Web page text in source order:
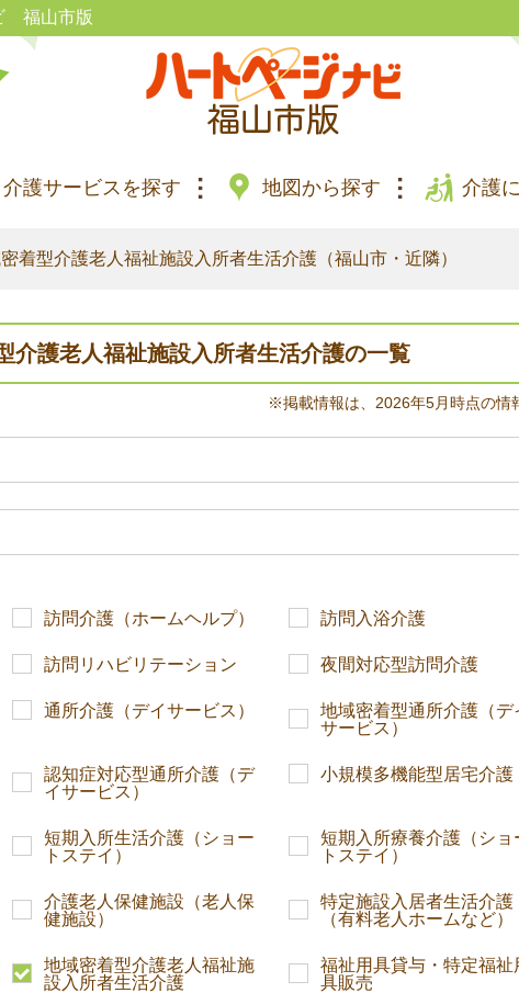
福山市版
介護サービスを探す 地図から探す 介護
着型介護老人福祉施設入所者生活介護（福山市・近隣）
介護老人福祉施設入所者生活介護の一覧
※掲載情報は、2026年5月時点の情
訪問介護（ホームヘルプ） 訪問入浴介護
訪問リハビリテーション 夜間対応型訪問介護
通所介護（デイサービス）
地域密着型通所介護（デ
サービス）
認知症対応型通所介護（デ
イサービス）
小規模多機能型居宅介護
短期入所生活介護（ショー
トステイ）
短期入所療養介護（ショ
トステイ）
介護老人保健施設（老人保
健施設）
特定施設入居者生活介護
（有料老人ホームなど）
地域密着型介護老人福祉施
設入所者生活介護
福祉用具貸与・特定福祉
具販売